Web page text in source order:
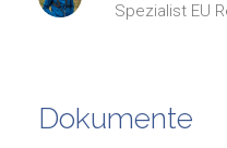
Spezialist EU
Dokumente